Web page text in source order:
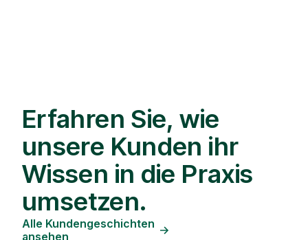
Erfahren Sie, wie
unsere Kunden ihr
Wissen in die Praxis
umsetzen.
Alle Kundengeschichten
ansehen